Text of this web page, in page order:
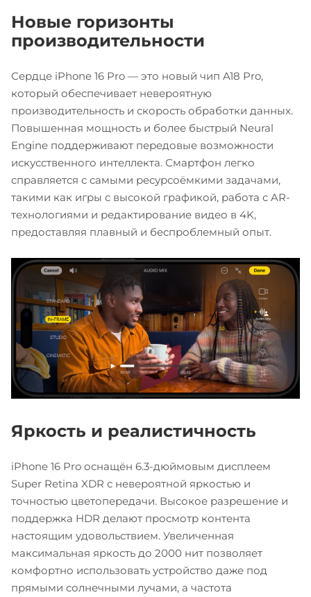
Новые горизонты
производительности
Сердце iPhone 16 Pro — это новый чип A18 Pro,
который обеспечивает невероятную
производительность и скорость обработки данных.
Повышенная мощность и более быстрый Neural
Engine поддерживают передовые возможности
искусственного интеллекта. Смартфон легко
справляется с самыми ресурсоёмкими задачами,
такими как игры с высокой графикой, работа с AR-
технологиями и редактирование видео в 4K,
предоставляя плавный и беспроблемный опыт.
Яркость и реалистичность
iPhone 16 Pro оснащён 6.3-дюймовым дисплеем
Super Retina XDR с невероятной яркостью и
точностью цветопередачи. Высокое разрешение и
поддержка HDR делают просмотр контента
настоящим удовольствием. Увеличенная
максимальная яркость до 2000 нит позволяет
комфортно использовать устройство даже под
прямыми солнечными лучами, а частота